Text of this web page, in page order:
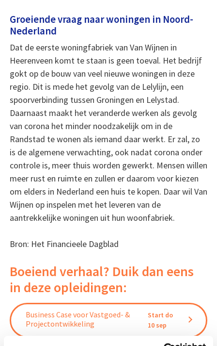
Groeiende vraag naar woningen in Noord-
Nederland
Dat de eerste woningfabriek van Van Wijnen in
Heerenveen komt te staan is geen toeval. Het bedrijf
gokt op de bouw van veel nieuwe woningen in deze
regio. Dit is mede het gevolg van de Lelylijn, een
spoorverbinding tussen Groningen en Lelystad.
Daarnaast maakt het veranderde werken als gevolg
van corona het minder noodzakelijk om in de
Randstad te wonen als iemand daar werkt. Er zal, zo
is de algemene verwachting, ook nadat corona onder
controle is, meer thuis worden gewerkt. Mensen willen
meer rust en ruimte en zullen er daarom voor kiezen
om elders in Nederland een huis te kopen. Daar wil Van
Wijnen op inspelen met het leveren van de
aantrekkelijke woningen uit hun woonfabriek.
Bron: Het Financieele Dagblad
Boeiend verhaal? Duik dan eens
in deze opleidingen:
Business Case voor Vastgoed- &
Projectontwikkeling
Start do
10 sep